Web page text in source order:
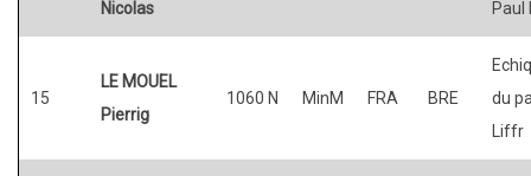
Nicolas
Paul
15
LE MOUEL
Pierrig
1060 N MinM FRA BRE
du
Liffr